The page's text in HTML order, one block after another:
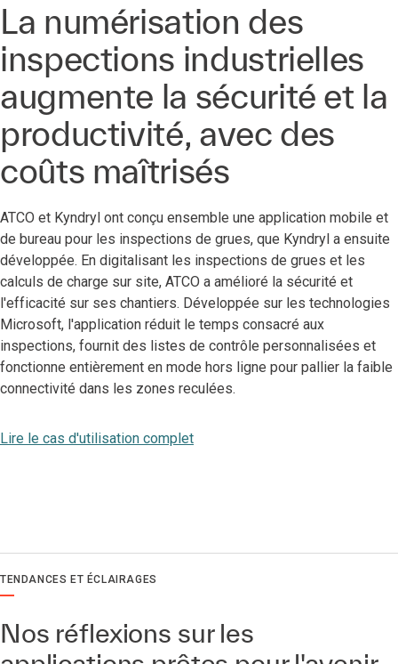
La numérisation des
inspections industrielles
augmente la sécurité et la
productivité, avec des
coûts maîtrisés
ATCO et Kyndryl ont conçu ensemble une application mobile et
de bureau pour les inspections de grues, que Kyndryl a ensuite
développée. En digitalisant les inspections de grues et les
calculs de charge sur site, ATCO a amélioré la sécurité et
l'efficacité sur ses chantiers. Développée sur les technologies
Microsoft, l'application réduit le temps consacré aux
inspections, fournit des listes de contrôle personnalisées et
fonctionne entièrement en mode hors ligne pour pallier la faible
connectivité dans les zones reculées.
Lire le cas d'utilisation complet
TENDANCES ET ÉCLAIRAGES
Nos réflexions sur les